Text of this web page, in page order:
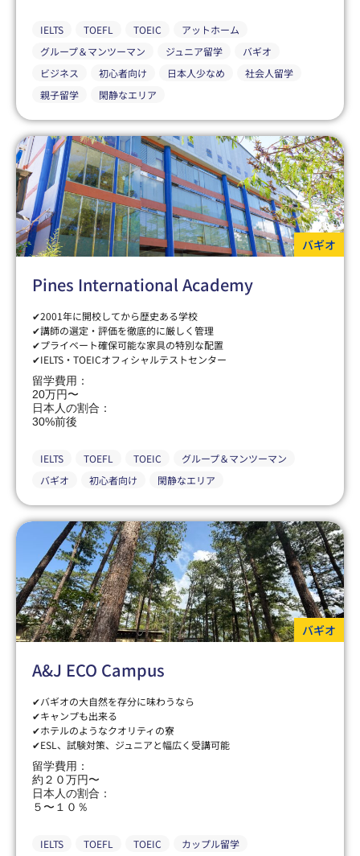
IELTS TOEFL TOEIC
アットホーム
グループ＆マンツーマン
ジュニア留学
バギオ
ビジネス
初心者向け 日本人少なめ
社会人留学
親子留学
閑静なエリア
バギオ
Pines International Academy
✔2001年に開校してから歴史ある学校
✔講師の選定・評価を徹底的に厳しく管理
✔プライベート確保可能な家具の特別な配置
✔IELTS・TOEICオフィシャルテストセンター
留学費用：
20万円〜
日本人の割合：
30%前後
IELTS TOEFL TOEIC
グループ＆マンツーマン
バギオ
初心者向け 閑静なエリア
バギオ
A&J ECO Campus
✔バギオの大自然を存分に味わうなら
✔キャンプも出来る
✔ホテルのようなクオリティの寮
✔ESL、試験対策、ジュニアと幅広く受講可能
留学費用：
約２０万円〜
日本人の割合：
５〜１０％
IELTS TOEFL TOEIC
カップル留学